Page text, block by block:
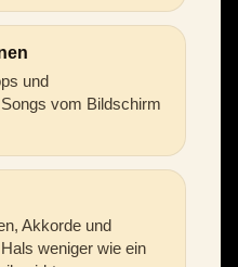
und
vom Bildschirm
Akkorde und
weniger wie ein